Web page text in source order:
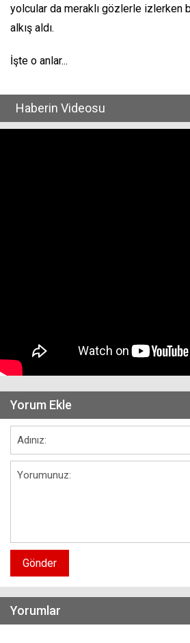
yolcular da meraklı gözlerle izlerken
alkış aldı.
İşte o anlar...
Haberin Videosu
Yorum Ekle
Gönder
Yorumlar